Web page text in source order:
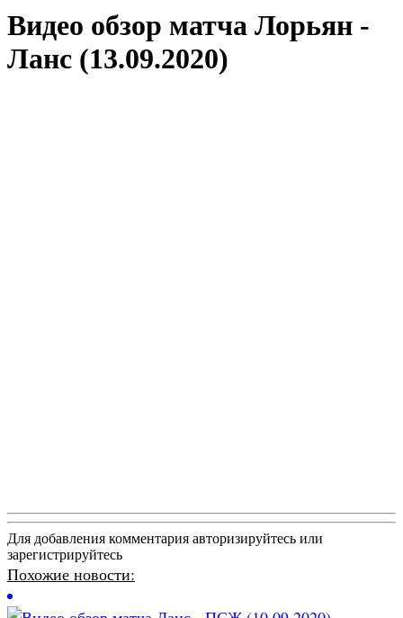
Видео обзор матча Лорьян -
Ланс (13.09.2020)
Для добавления комментария авторизируйтесь или
зарегистрируйтесь
Похожие новости: